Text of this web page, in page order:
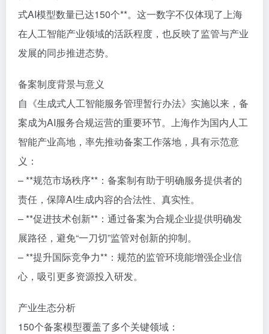
式AI模型数量已达150个**。这一数字不仅体现了上海
在人工智能产业领域的活跃程度，也反映了监管与产业
发展的同步推进态势。
备案制度背景与意义
自《生成式人工智能服务管理暂行办法》实施以来，备
案成为AI服务合规运营的重要环节。上海作为国内人工
智能产业高地，率先推动备案工作落地，具有示范意
义：
– **规范市场秩序**：备案制有助于明确服务提供者的
责任，保障AI生成内容的合法性、真实性。
– **促进技术创新**：通过备案为合规企业提供明确发
展路径，避免“一刀切”监管对创新的抑制。
– **提升国际竞争力**：规范的监管环境能增强企业信
心，吸引更多资源投入研发。
产业生态分析
150个备案模型覆盖了多个关键领域：